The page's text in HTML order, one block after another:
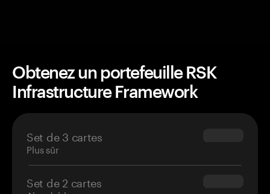
Obtenez un portefeuille RSK
Infrastructure Framework
Set de 3 cartes
Plus sûr
$69.90
Set de 2 cartes $54.90